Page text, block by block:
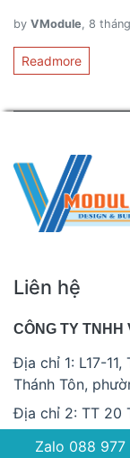
by VModule, 8
Readmore
Liên hệ
CÔNG TY TNHH
Địa chỉ 1: L17-
Thánh Tôn,
Địa chỉ 2: TT 20
TP.HCM.
Zalo 088 977